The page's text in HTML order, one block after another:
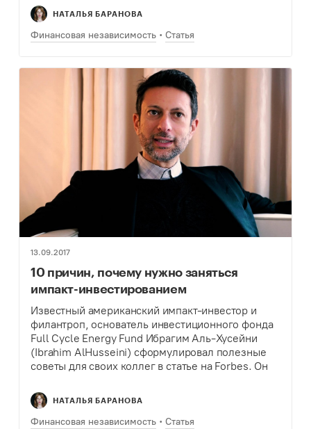
долларов. Для сравнения, в 2015 году было 77
миллиардов.…
НАТАЛЬЯ БАРАНОВА
Финансовая независимость Статья
13.09.2017
10 причин, почему нужно заняться
импакт-инвестированием
Известный американский импакт-инвестор и
филантроп, основатель инвестиционного фонда
Full Cycle Energy Fund Ибрагим Аль-Хусейни
(Ibrahim AlHusseini) сформулировал полезные
советы для своих коллег в статье на Forbes. Он
популярным и перспективным направлением и
почему им непременно нужно…
НАТАЛЬЯ БАРАНОВА
Финансовая независимость Статья